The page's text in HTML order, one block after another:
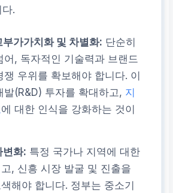
.
가가치화 및 차별화: 단순히
어, 독자적인 기술력과 브랜드
쟁 우위를 확보해야 합니다. 이
발(R&D) 투자를 확대하고, 지
에 대한 인식을 강화하는 것이
변화: 특정 국가나 지역에 대한
, 신흥 시장 발굴 및 진출을
해야 합니다. 정부는 중소기